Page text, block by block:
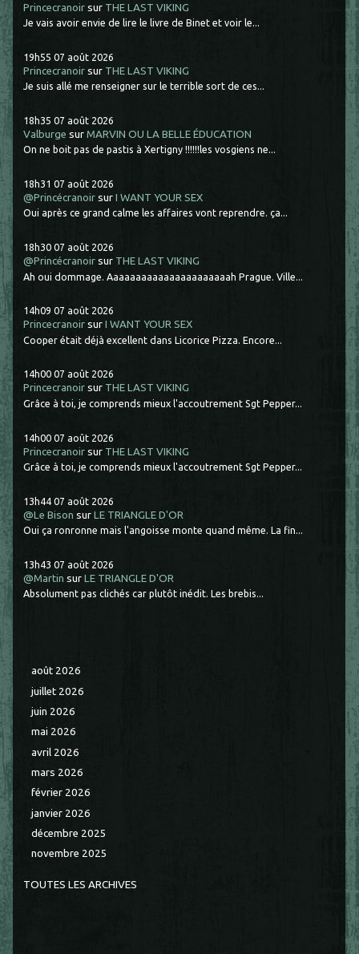
Princecranoir sur THE LAST VIKING
Je vais avoir envie de lire le livre de Binet et voir le...
19h55 07 août 2026
Princecranoir sur THE LAST VIKING
Je suis allé me renseigner sur le terrible sort de ces...
18h35 07 août 2026
Valburge surMARVIN OU LA BELLE ÉDUCATION
On ne boit pas de pastis à Xertigny !!!!!!les vosgiens ne...
18h31 07 août 2026
@Princécranoir surI WANT YOUR SEX
Oui après ce grand calme les affaires vont reprendre. ça...
18h30 07 août 2026
@Princécranoir sur THE LAST VIKING
Ah oui dommage. Aaaaaaaaaaaaaaaaaaaaaah Prague. Ville...
14h09 07 août 2026
Princecranoir surI WANT YOUR SEX
Cooper était déjà excellent dans Licorice Pizza. Encore...
14h00 07 août 2026
Princecranoir sur THE LAST VIKING
Grâce à toi, je comprends mieux l'accoutrement Sgt Pepper...
14h00 07 août 2026
Princecranoir sur THE LAST VIKING
Grâce à toi, je comprends mieux l'accoutrement Sgt Pepper...
13h44 07 août 2026
@Le Bison surLE TRIANGLE D'OR
Oui ça ronronne mais l'angoisse monte quand même. La fin...
13h43 07 août 2026
@Martin surLE TRIANGLE D'OR
Absolument pas clichés car plutôt inédit. Les brebis...
août 2026
juillet 2026
juin 2026
mai 2026
avril 2026
mars 2026
février 2026
janvier 2026
décembre 2025
novembre 2025
TOUTES LES ARCHIVES